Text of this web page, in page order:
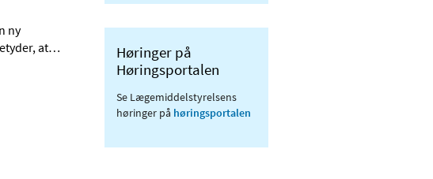
ny
at…
Høringer på
Høringsportalen
Se Lægemiddelstyrelsens
høringer på høringsportalen